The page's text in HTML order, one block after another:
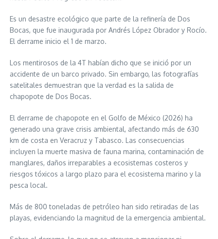
Es un desastre ecológico que parte de la refinería de Dos
Bocas, que fue inaugurada por Andrés López Obrador y Rocío.
El derrame inicio el 1 de marzo.
Los mentirosos de la 4T habían dicho que se inició por un
accidente de un barco privado. Sin embargo, las fotografías
satelitales demuestran que la verdad es la salida de
chapopote de Dos Bocas.
El derrame de chapopote en el Golfo de México (2026) ha
generado una grave crisis ambiental, afectando más de 630
km de costa en Veracruz y Tabasco. Las consecuencias
incluyen la muerte masiva de fauna marina, contaminación de
manglares, daños irreparables a ecosistemas costeros y
riesgos tóxicos a largo plazo para el ecosistema marino y la
pesca local.
Más de 800 toneladas de petróleo han sido retiradas de las
playas, evidenciando la magnitud de la emergencia ambiental.